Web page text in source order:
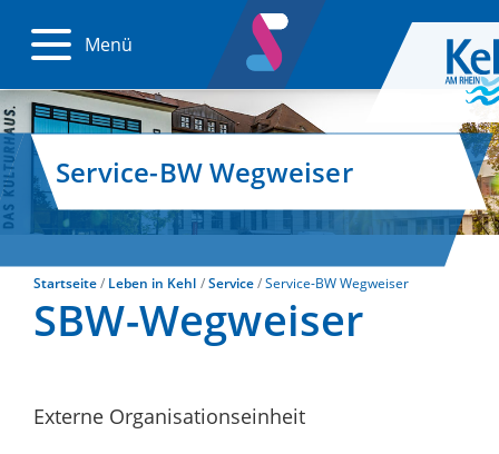
Menü
Service-BW Wegweiser
Startseite Leben in Kehl Service Service-BW Wegweiser
SBW-Wegweiser
Externe Organisationseinheit